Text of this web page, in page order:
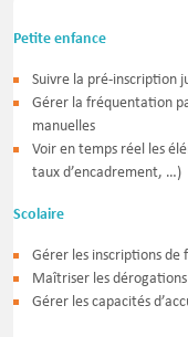
Petite enfance
Suivre la pré-inscription
Gérer la fréquentation
manuelles
Voir en temps réel les
taux d’encadrement, …)
Scolaire
Gérer les inscriptions de
Maîtriser les
Gérer les capacités